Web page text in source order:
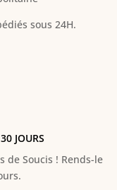
sous 24H.
JOURS
de Soucis ! Rends-le